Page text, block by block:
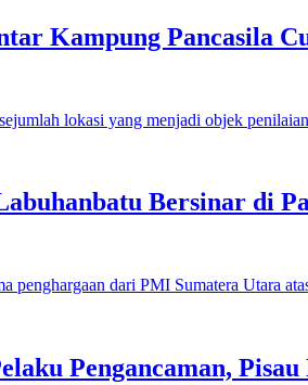
Kampung Pancasila
Bersinar di
Pengancaman, Pisau